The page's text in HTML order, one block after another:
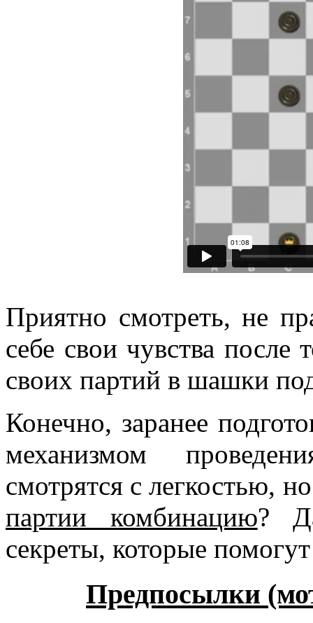
Приятно смотреть, не
себе свои чувства
своих партий в шашки
Конечно, заранее
механизмом
смотрятся с легкостью,
партии комбинацию?
секреты, которые
Предпосылки